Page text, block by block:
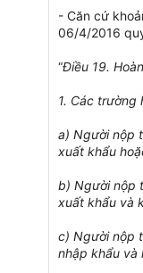
- Căn cứ
06/4/2016
“Điều 19.
1. Các trường
a) Người nộp
xuất khẩu
b) Người nộp
xuất khẩu và
c) Người nộp
nhập khẩu và